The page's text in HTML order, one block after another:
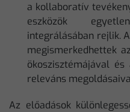
a kollaboratív
eszközök
integrálásában rejlik.
megismerkedhettek
ökoszisztémájával
releváns
Az előadások